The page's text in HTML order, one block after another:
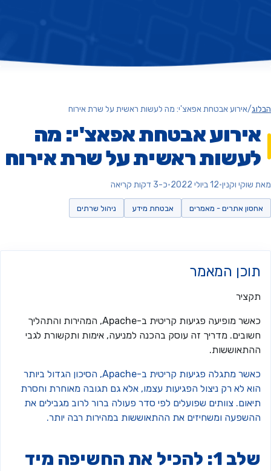
/אירוע אבטחת אפאצ'י: מה לעשות ראשית על שרת אירוח
אבטחת אפאצ'י: מה
ראשית על שרת אירוח
וקנין •12 ביולי 2022 •כ-3 דקות קריאה
אתרים - מאמרים אבטחת מידע ניהול שרתים
המאמר
כאשר מופיעה פגיעות קריטית ב-Apache, המהירות והתהליך
מדריך זה עוסק בהכנה למניעה, אימות ותקשורת לגבי
כאשר מתגלה פגיעות קריטית ב-Apache, הסיכון הגדול ביותר
לא רק ניצול הפגיעות עצמו, אלא גם תגובה מאוחרת וחסרת
צוותים שפועלים לפי סדר פעולה ברור לרוב מגבילים את
ומשחיזים את ההתאוששות במהירות רבה יותר.
להכיל את החשיפה מיד